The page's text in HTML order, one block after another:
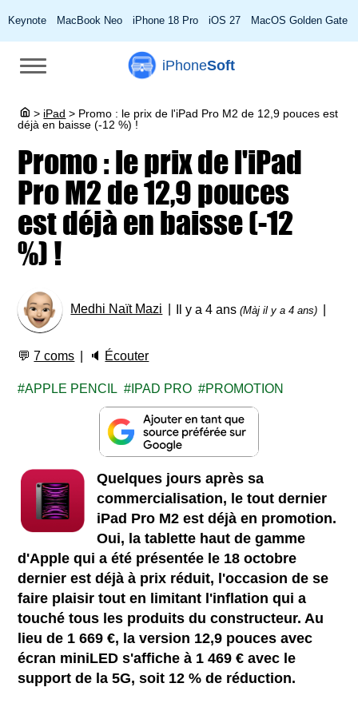
Keynote MacBook Neo iPhone 18 Pro iOS 27 MacOS Golden Gate
iPhoneSoft
> iPad > Promo : le prix de l'iPad Pro M2 de 12,9 pouces est
déjà en baisse (-12 %) !
Promo : le prix de l'iPad
Pro M2 de 12,9 pouces
est déjà en baisse (-12
%) !
Medhi Naït Mazi Il y a 4 ans(Màj il y a 4 ans)
💬7 coms 🔈 Écouter
APPLE PENCIL IPAD PRO PROMOTION
Quelques jours après sa
commercialisation, le tout dernier
iPad Pro M2 est déjà en promotion.
Oui, la tablette haut de gamme
d'Apple qui a été présentée le 18 octobre
dernier est déjà à prix réduit, l'occasion de se
faire plaisir tout en limitant l'inflation qui a
touché tous les produits du constructeur. Au
lieu de 1 669 €, la version 12,9 pouces avec
écran miniLED s'affiche à 1 469 € avec le
support de la 5G, soit 12 % de réduction.